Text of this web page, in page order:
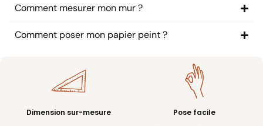
Comment mesurer mon mur ?
Comment poser mon papier peint ?
Dimension sur-mesure Pose facile